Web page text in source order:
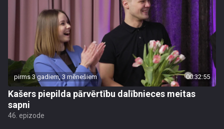
pirms 3 gadiem, 3 mēnešiem 00:32:55
Kašers piepilda pārvērtību dalībnieces meitas
sapni
46. epizode